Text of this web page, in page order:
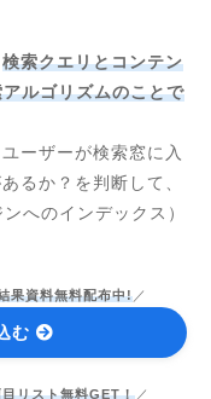
検索クエリとコンテン
ルゴリズムのことで
ーザーが検索窓に入
るか？を判断して、
へのインデックス）
果資料無料配布中!／
む
リスト無料GET！ ／